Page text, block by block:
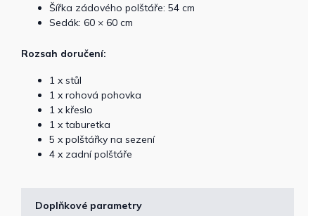
Šířka zádového polštáře: 54 cm
Sedák: 60 × 60 cm
Rozsah doručení:
1 x stůl
1 x rohová pohovka
1 x křeslo
1 x taburetka
5 x polštářky na sezení
4 x zadní polštáře
Doplňkové parametry